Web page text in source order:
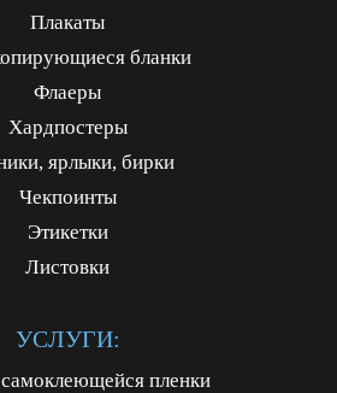
Плакаты
бланки
Флаеры
Хардпостеры
ярлыки, бирки
Чекпоинты
Этикетки
Листовки
УСЛУГИ:
пленки